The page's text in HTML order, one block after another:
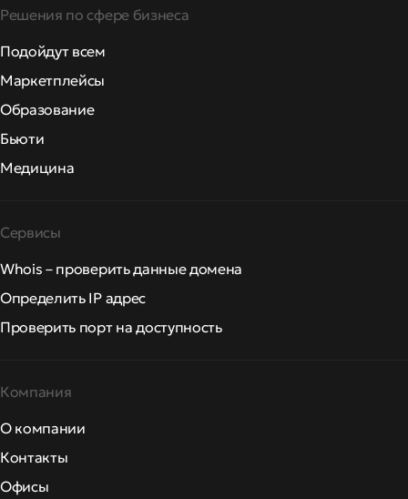
Решения по сфере бизнеса
Подойдут всем
Маркетплейсы
Образование
Бьюти
Медицина
Сервисы
Whois – проверить данные домена
Определить IP адрес
Проверить порт на доступность
Компания
О компании
Контакты
Офисы